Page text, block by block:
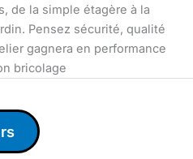
de la simple étagère à la
Pensez sécurité, qualité
gagnera en performance
bricolage